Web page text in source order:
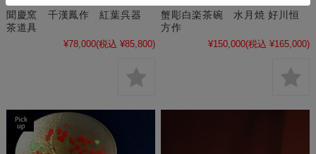
聞慶窯 千漢鳳作 紅葉呉器
茶道具
¥78,000(税込 ¥85,800)
蟹彫白楽茶碗 水月焼 好川恒
方作
¥150,000(税込 ¥165,000)